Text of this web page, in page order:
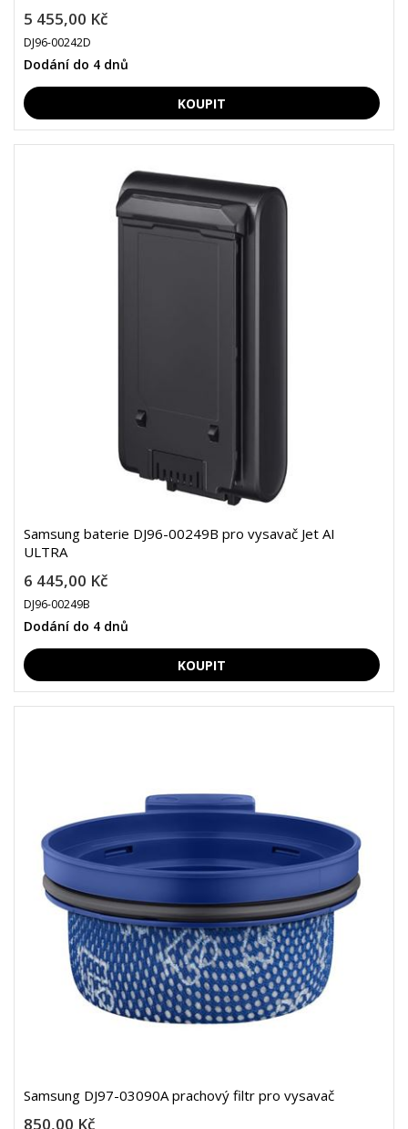
5 455,00 Kč
DJ96-00242D
Dodání do 4 dnů
Samsung baterie DJ96-00249B pro vysavač Jet AI
ULTRA
6 445,00 Kč
DJ96-00249B
Dodání do 4 dnů
Samsung DJ97-03090A prachový filtr pro vysavač
850,00 Kč